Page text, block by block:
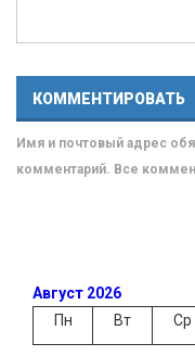
Имя и почтовый адрес
комментарий. Все
Август 2026
Пн
Вт Ср